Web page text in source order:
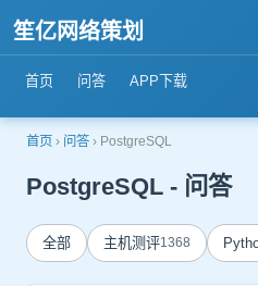
笙亿网络策划
首页 问答 APP下载
首页 › 问答 › PostgreSQL
PostgreSQL - 问答
全部 主机测评1368